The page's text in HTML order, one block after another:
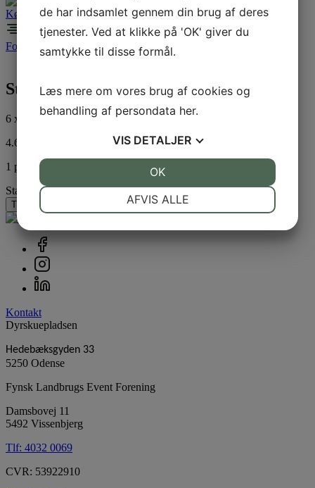
Køb billet
Forside Standplads/ Erhverv/ Stand 150/169
Stand 150/169
6 x 3 M
4.645,00
1 på lager
Stand 150/169 antal
Tilføj til kurv
Kontakt
Dyrskuepladsen
Hedebæksgyden 33
5250 Odense
Fynsk Landbrugs Event Forening
Damsbovej 11
5492 Vissenbjerg
Tlf: 4032 0069
CVR: 53922910
de har indsamlet gennem din brug af deres
tjenester. Ved at klikke på 'OK' giver du
samtykke til disse formål.
Læs mere om vores brug af cookies og
behandling af persondata her.
VIS DETALJER
AFVIS ALLE
OK